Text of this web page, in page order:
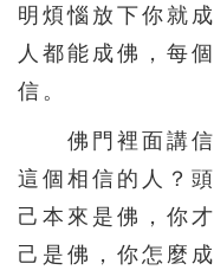
明煩惱放下你就
人都能成佛，每
信。
佛門裡面講信
這個相信的人？
己本來是佛，你
己是佛，你怎麼